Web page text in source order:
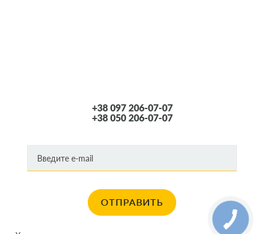
Комплексный выбор воздушных фильтров от ведущих производителей.
Вы можете самостоятельно убедиться в этом, просмотрев
Доступная стоимость. Каждый посетитель сайта сможет без труда
Наличие сертификатов соответствия на всю продуктовую линейку. Мы
предлагаем только оригинальную продукцию либо сертифицированные
+38 097 206-07-07
+38 050 206-07-07
ОТПРАВИТЬ